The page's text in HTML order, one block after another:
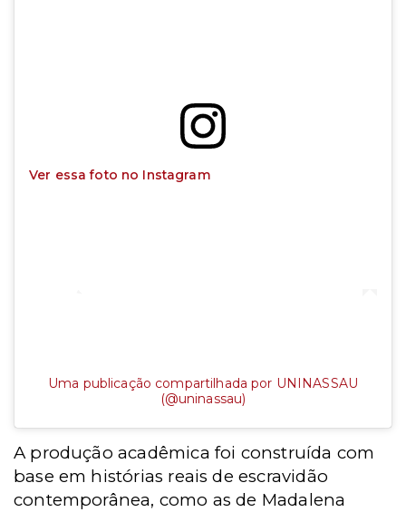
Ver essa foto no Instagram
Uma publicação compartilhada por UNINASSAU
(@uninassau)
A produção acadêmica foi construída com
base em histórias reais de escravidão
contemporânea, como as de Madalena